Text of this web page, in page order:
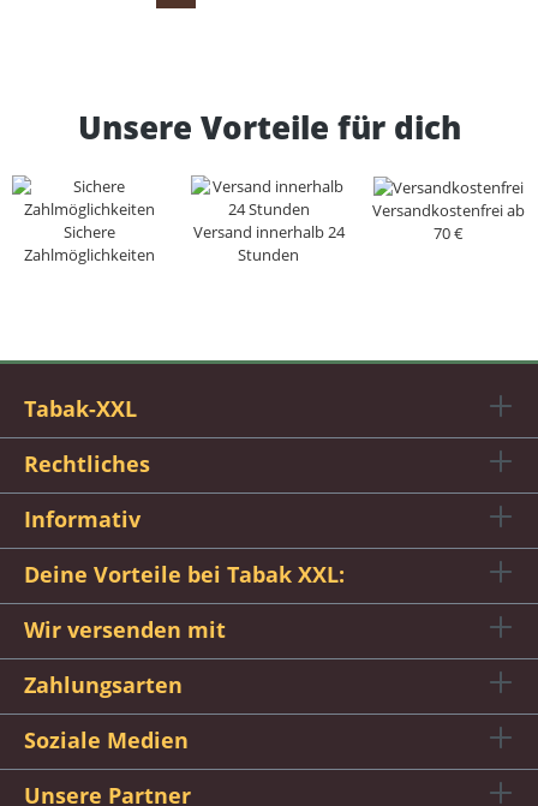
Unsere Vorteile für dich
Sichere
Zahlmöglichkeiten
Versand innerhalb 24
Stunden
Versandkostenfrei ab
70 €
Tabak-XXL
Rechtliches
Informativ
Deine Vorteile bei Tabak XXL:
Wir versenden mit
Zahlungsarten
Soziale Medien
Unsere Partner